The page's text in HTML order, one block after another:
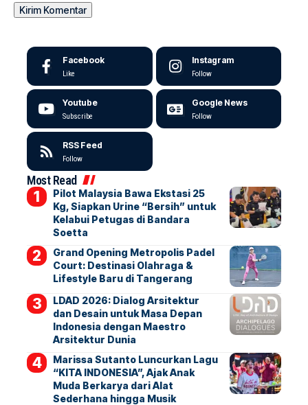
Facebook
Like
Instagram
Follow
Youtube
Subscribe
Google News
Follow
RSS Feed
Follow
Most Read
Pilot Malaysia Bawa Ekstasi 25
Kg, Siapkan Urine “Bersih” untuk
Kelabui Petugas di Bandara
Soetta
Grand Opening Metropolis Padel
Court: Destinasi Olahraga &
Lifestyle Baru di Tangerang
LDAD 2026: Dialog Arsitektur
dan Desain untuk Masa Depan
Indonesia dengan Maestro
Arsitektur Dunia
Marissa Sutanto Luncurkan Lagu
“KITA INDONESIA”, Ajak Anak
Muda Berkarya dari Alat
Sederhana hingga Musik